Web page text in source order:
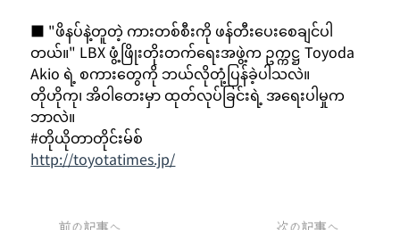
■ "ဖိနပ်နဲ့တူတဲ့ ကားတစ်စီးကို ဖန်တီးပေးစေချင်ပါ
တယ်။" LBX ဖွံ့ဖြိုးတိုးတက်ရေးအဖွဲ့က ဥက္ကဋ္ဌ Toyoda
Akio ရဲ့ စကားတွေကို ဘယ်လိုတုံ့ပြန်ခဲ့ပါသလဲ။
တိုဟိုကု၊ အိဝါတေးမှာ ထုတ်လုပ်ခြင်းရဲ့ အရေးပါမှုက
ဘာလဲ။
#တိုယိုတာတိုင်းမ်စ်
http://toyotatimes.jp/